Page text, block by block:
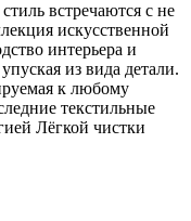
встречаются с не
искусственной
интерьера и
из вида детали.
к любому
текстильные
Лёгкой чистки